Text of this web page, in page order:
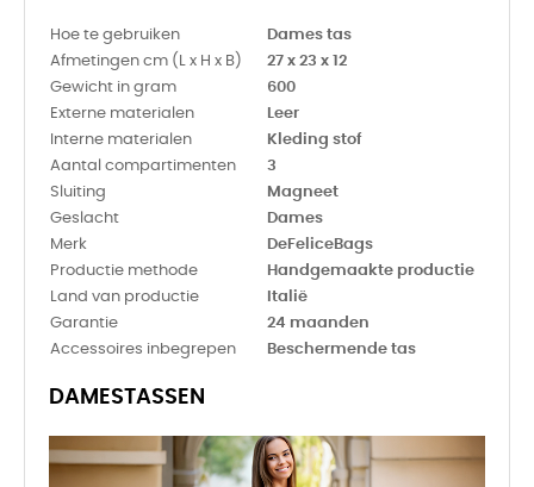
Hoe te gebruiken
Dames tas
Afmetingen cm (L x H x B)
27 x 23 x 12
Gewicht in gram
600
Externe materialen
Leer
Interne materialen
Kleding stof
Aantal compartimenten
3
Sluiting
Magneet
Geslacht
Dames
Merk
DeFeliceBags
Productie methode
Handgemaakte productie
Land van productie
Italië
Garantie
24 maanden
Accessoires inbegrepen
Beschermende tas
DAMESTASSEN